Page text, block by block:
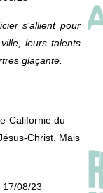
s’allient pour
leurs talents
glaçante.
Californie du
Christ. Mais
17/08/23